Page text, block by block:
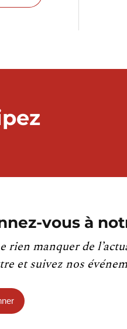
vous à
rien manquer de
et suivez nos